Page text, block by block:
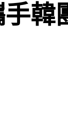
韓